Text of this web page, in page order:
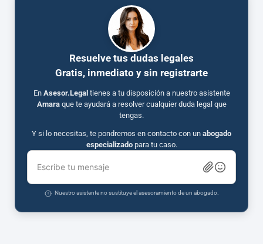
Resuelve tus dudas legales
Gratis, inmediato y sin registrarte
En Asesor.Legal tienes a tu disposición a nuestro asistente
Amaraque te ayudará a resolver cualquier duda legal que
tengas.
Y si lo necesitas, te pondremos en contacto con un abogado
especializadopara tu caso.
Escribe tu mensaje
Nuestro asistente no sustituye el asesoramiento de un abogado.